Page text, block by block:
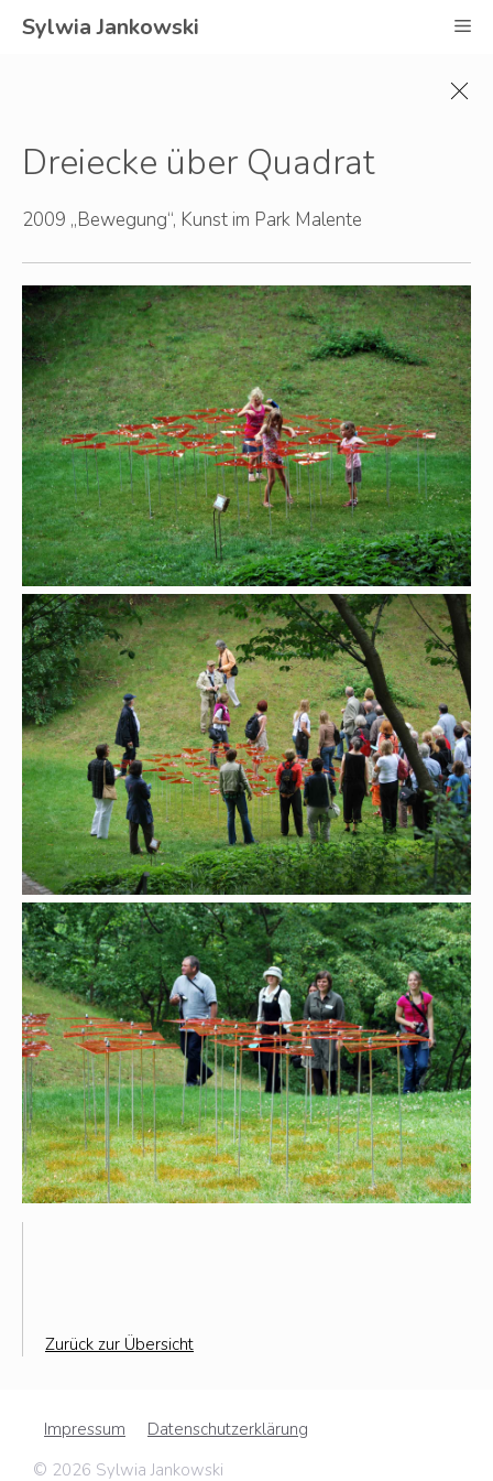
Zum
InhaltSylwia Jankowski
Dreiecke über Quadrat
2009 „Bewegung“, Kunst im Park Malente
Zurück zur Übersicht
Impressum
Datenschutzerklärung
© 2026 Sylwia Jankowski